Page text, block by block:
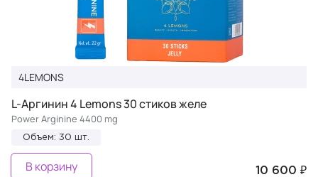
4LEMONS
L-Аргинин 4 Lemons 30 стиков желе
Power Arginine 4400 mg
Объем: 30 шт.
10 600 ₽
В корзину